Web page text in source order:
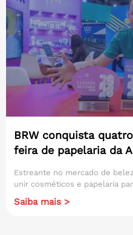
BRW conquista
feira de papelaria da
Estreante no mercado de
unir cosméticos e papelaria
Saiba mais >